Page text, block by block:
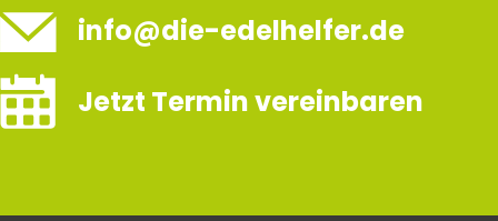
info@die-edelhelfer.de
Jetzt Termin vereinbaren